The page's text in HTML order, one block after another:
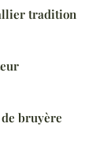
tradition
bruyère